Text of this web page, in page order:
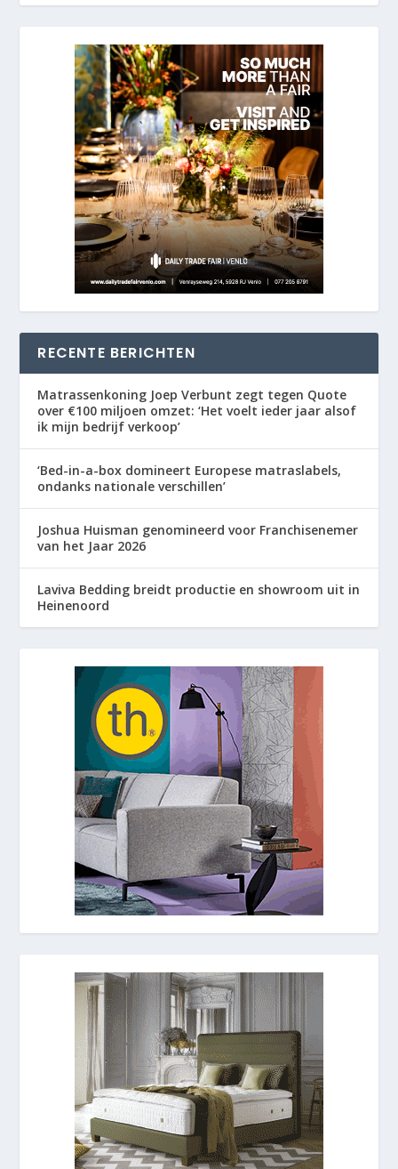
RECENTE BERICHTEN
Matrassenkoning Joep Verbunt zegt tegen Quote
over €100 miljoen omzet: ‘Het voelt ieder jaar alsof
ik mijn bedrijf verkoop’
‘Bed-in-a-box domineert Europese matraslabels,
ondanks nationale verschillen’
Joshua Huisman genomineerd voor Franchisenemer
van het Jaar 2026
Laviva Bedding breidt productie en showroom uit in
Heinenoord